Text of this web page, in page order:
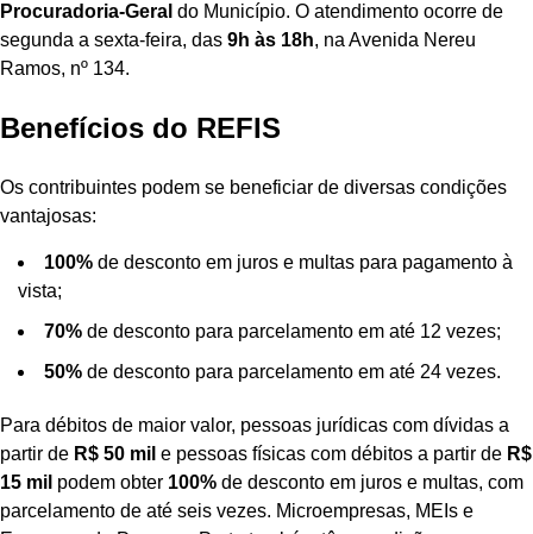
Procuradoria-Geral do Município. O atendimento ocorre de
segunda a sexta-feira, das 9h às 18h, na Avenida Nereu
Ramos, nº 134.
Benefícios do REFIS
Os contribuintes podem se beneficiar de diversas condições
vantajosas:
100% de desconto em juros e multas para pagamento à
vista;
70% de desconto para parcelamento em até 12 vezes;
50% de desconto para parcelamento em até 24 vezes.
Para débitos de maior valor, pessoas jurídicas com dívidas a
partir de R$ 50 mil e pessoas físicas com débitos a partir de R$
15 mil podem obter 100% de desconto em juros e multas, com
parcelamento de até seis vezes. Microempresas, MEIs e